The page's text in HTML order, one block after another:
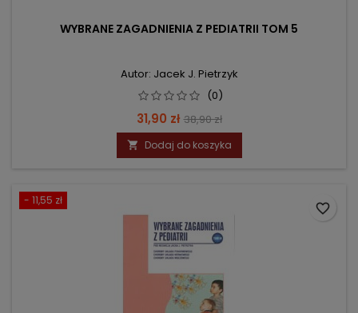
WYBRANE ZAGADNIENIA Z PEDIATRII TOM 5
Autor: Jacek J. Pietrzyk
(0)
Cena
31,90 zł Cena
podstawowa
38,90 zł
 Dodaj do koszyka
- 11,55 zł
favorite_border